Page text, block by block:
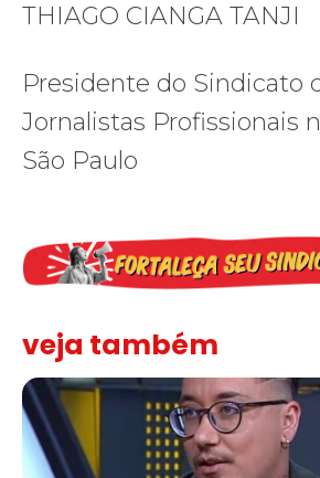
THIAGO CIANGA TANJI
Presidente do Sindicato
Jornalistas Profissionais
São Paulo
veja também
Solidariedade ao jornalista Caê